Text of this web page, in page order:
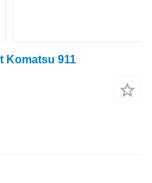
Komatsu 911